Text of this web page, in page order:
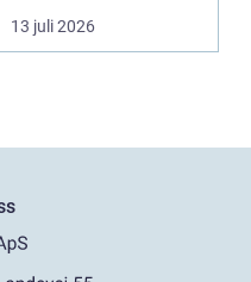
13 juli 2026